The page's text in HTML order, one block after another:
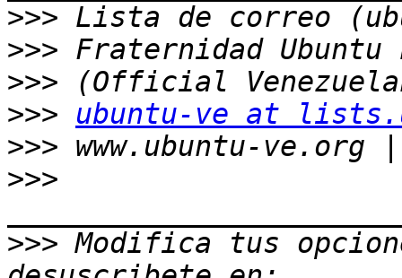
>>>
>>>
>>>
>>>
ubuntu-ve at
>>>
>>>
>>> Modifica tus